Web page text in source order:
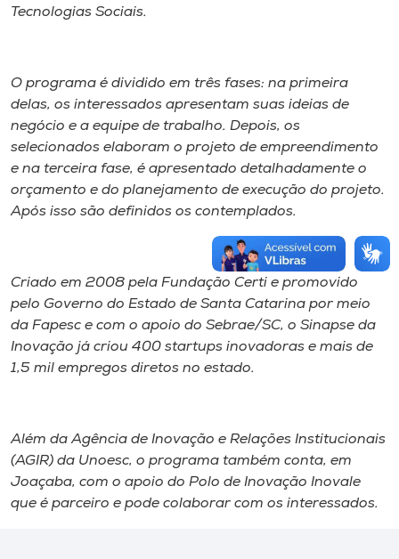
Tecnologias Sociais.
O programa é dividido em três fases: na primeira
delas, os interessados apresentam suas ideias de
negócio e a equipe de trabalho. Depois, os
selecionados elaboram o projeto de empreendimento
e na terceira fase, é apresentado detalhadamente o
orçamento e do planejamento de execução do projeto.
Após isso são definidos os contemplados.
Criado em 2008 pela Fundação Certi e promovido
pelo Governo do Estado de Santa Catarina por meio
da Fapesc e com o apoio do Sebrae/SC, o Sinapse da
Inovação já criou 400 startups inovadoras e mais de
1,5 mil empregos diretos no estado.
Além da Agência de Inovação e Relações Institucionais
(AGIR) da Unoesc, o programa também conta, em
Joaçaba, com o apoio do Polo de Inovação Inovale
que é parceiro e pode colaborar com os interessados.